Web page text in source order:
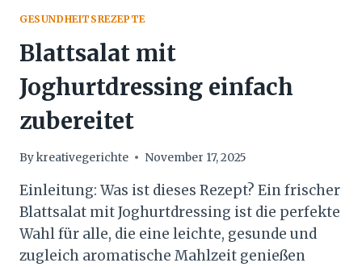
GESUNDHEITSREZEPTE
Blattsalat mit
Joghurtdressing einfach
zubereitet
Bykreativegerichte November 17, 2025
Einleitung: Was ist dieses Rezept? Ein frischer
Blattsalat mit Joghurtdressing ist die perfekte
Wahl für alle, die eine leichte, gesunde und
zugleich aromatische Mahlzeit genießen